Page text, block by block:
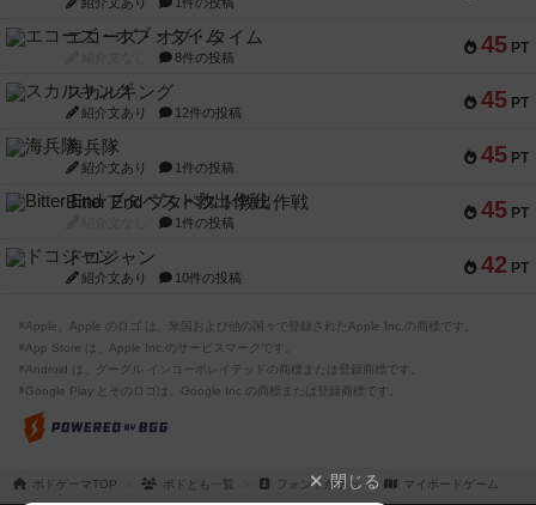
45 PT
エコーズ・オブ・タイム
8件の投稿
45 PT
スカルキング
紹介文あり 12件の投稿
45 PT
海兵隊
紹介文あり 1件の投稿
45 PT
Bitter End ブタペスト救出作戦
1件の投稿
42 PT
ドコジャン
紹介文あり 10件の投稿
※Apple、Apple のロゴ は、米国および他の国々で登録されたApple Inc.の商標です。
※App Store は、Apple Inc.のサービスマークです。
※Android は、グーグル インコーポレイテッドの商標または登録商標です。
※Google Play とそのロゴは、Google Inc.の商標または登録商標です。
ボドゲーマTOP ボドとも一覧 フォントかるた マイボードゲーム
閉じる